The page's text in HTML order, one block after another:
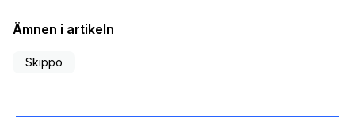
Ämnen i artikeln
Skippo